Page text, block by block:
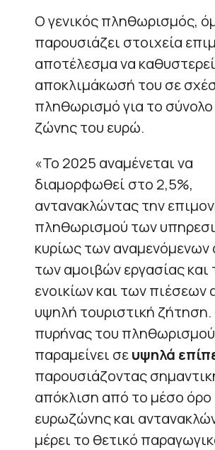
Ο γενικός πληθωρισμός,
παρουσιάζει στοιχεία
αποτέλεσμα να
αποκλιμάκωσή του σε
πληθωρισμό για το
ζώνης του ευρώ.
«Το 2025 αναμένεται να
διαμορφωθεί στο 2,5%,
αντανακλώντας την
πληθωρισμού των
κυρίως των
των αμοιβών εργασίας και
ενοικίων και των πιέσεων
υψηλή τουριστική ζήτηση.
πυρήνας του
παραμείνει σευψηλά
παρουσιάζοντας
απόκλιση από το μέσο όρο
ευρωζώνης και
μέρει το θετικό